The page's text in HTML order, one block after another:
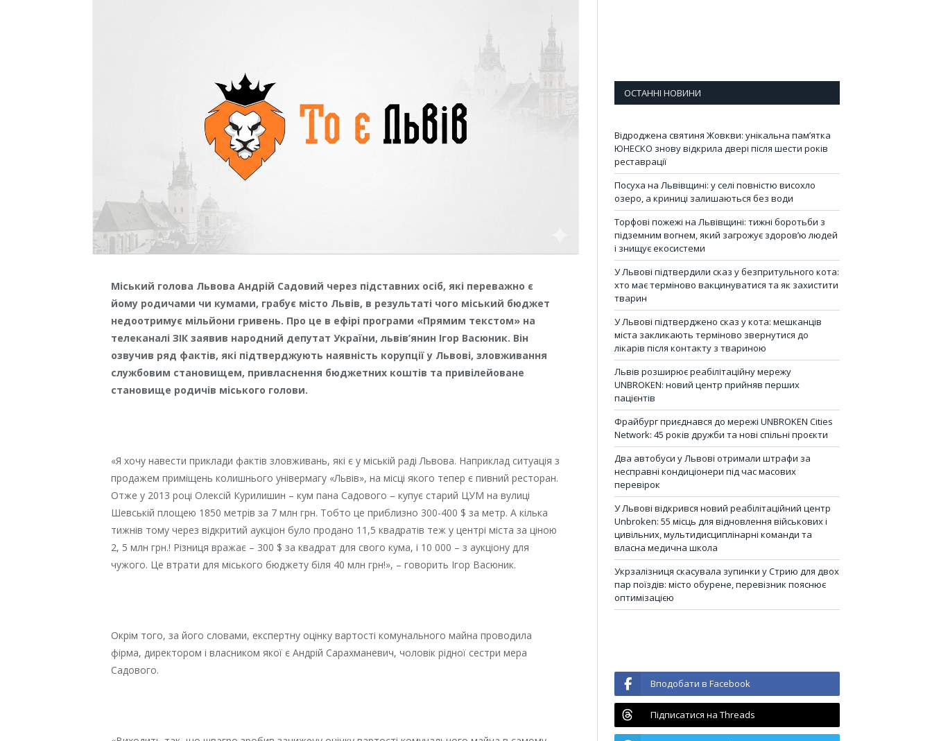
Міський голова Львова Андрій Садовий через підставних осіб, які переважно є
йому родичами чи кумами, грабує місто Львів, в результаті чого міський бюджет
недоотримує мільйони гривень. Про це в ефірі програми «Прямим текстом» на
телеканалі ЗІК заявив народний депутат України, львів’янин Ігор Васюник. Він
озвучив ряд фактів, які підтверджують наявність корупції у Львові, зловживання
службовим становищем, привласнення бюджетних коштів та привілейоване
становище родичів міського голови.
«Я хочу навести приклади фактів зловживань, які є у міській раді Львова. Наприклад ситуація з
продажем приміщень колишнього універмагу «Львів», на місці якого тепер є пивний ресторан.
Отже у 2013 році Олексій Курилишин – кум пана Садового – купує старий ЦУМ на вулиці
Шевській площею 1850 метрів за 7 млн грн. Тобто це приблизно 300-400 $ за метр. А кілька
тижнів тому через відкритий аукціон було продано 11,5 квадратів теж у центрі міста за ціною
2, 5 млн грн.! Різниця вражає – 300 $ за квадрат для свого кума, і 10 000 – з аукціону для
чужого. Це втрати для міського бюджету біля 40 млн грн!», – говорить Ігор Васюник.
Окрім того, за його словами, експертну оцінку вартості комунального майна проводила
фірма, директором і власником якої є Андрій Сарахманевич, чоловік рідної сестри мера
Садового.
ОСТАННІ НОВИНИ
Відроджена святиня Жовкви: унікальна пам’ятка
ЮНЕСКО знову відкрила двері після шести років
реставрації
Посуха на Львівщині: у селі повністю висохло
озеро, а криниці залишаються без води
Торфові пожежі на Львівщині: тижні боротьби з
підземним вогнем, який загрожує здоров’ю людей
і знищує екосистеми
У Львові підтвердили сказ у безпритульного кота:
хто має терміново вакцинуватися та як захистити
тварин
У Львові підтверджено сказ у кота: мешканців
міста закликають терміново звернутися до
лікарів після контакту з твариною
Львів розширює реабілітаційну мережу
UNBROKEN: новий центр прийняв перших
пацієнтів
Фрайбург приєднався до мережі UNBROKEN Cities
Network: 45 років дружби та нові спільні проєкти
Два автобуси у Львові отримали штрафи за
несправні кондиціонери під час масових
перевірок
У Львові відкрився новий реабілітаційний центр
Unbroken: 55 місць для відновлення військових і
цивільних, мультидисциплінарні команди та
власна медична школа
Укрзалізниця скасувала зупинки у Стрию для двох
пар поїздів: місто обурене, перевізник пояснює
оптимізацією
Вподобати в Facebook
Підписатися на Threads